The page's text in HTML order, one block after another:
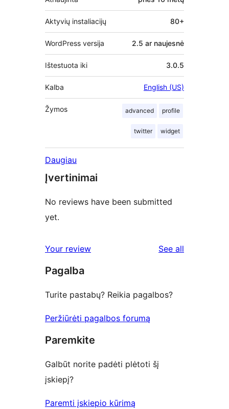
Aktyvių instaliacijų 80+
WordPress versija 2.5 ar naujesnė
Ištestuota iki 3.0.5
Kalba English (US)
Žymos advanced profile
twitter widget
Daugiau
Įvertinimai
No reviews have been submitted
yet.
Your review See all
Pagalba
Turite pastabų? Reikia pagalbos?
Peržiūrėti pagalbos forumą
Paremkite
Galbūt norite padėti plėtoti šį
įskiepį?
Paremti įskiepio kūrimą